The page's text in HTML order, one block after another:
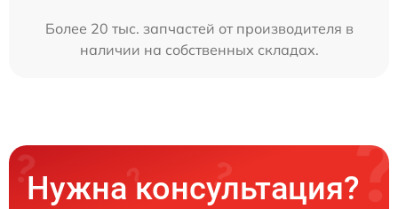
Более 20 тыс. запчастей от производителя в
наличии на собственных складах.
Нужна консультация?